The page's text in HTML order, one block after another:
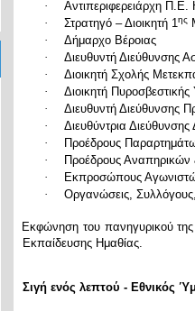
·
Αντιπεριφερειάρχη Π.Ε.
·
Στρατηγό – Διοικητή 1ης
·
Δήμαρχο Βέροιας
·
Διευθυντή Διεύθυνσης
·
Διοικητή Σχολής
·
Διοικητή
·
Διευθυντή Διεύθυνσης
·
Διευθύντρια
·
Προέδρους
·
Προέδρους
·
Εκπροσώπους
·
Οργανώσεις,
Εκφώνηση του πανηγυρικού
Εκπαίδευσης Ημαθίας.
Σιγή ενός λεπτού - Εθνικός